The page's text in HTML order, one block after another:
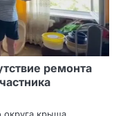
ремонта